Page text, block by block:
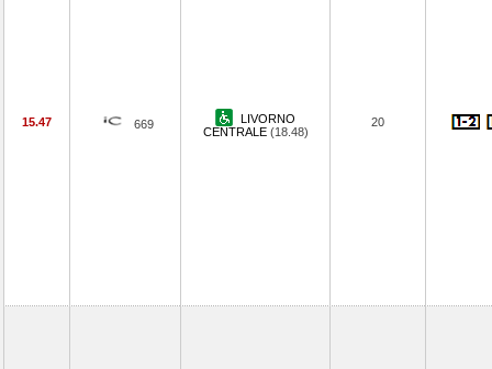
15.47 669
LIVORNO
CENTRALE (18.48)
20